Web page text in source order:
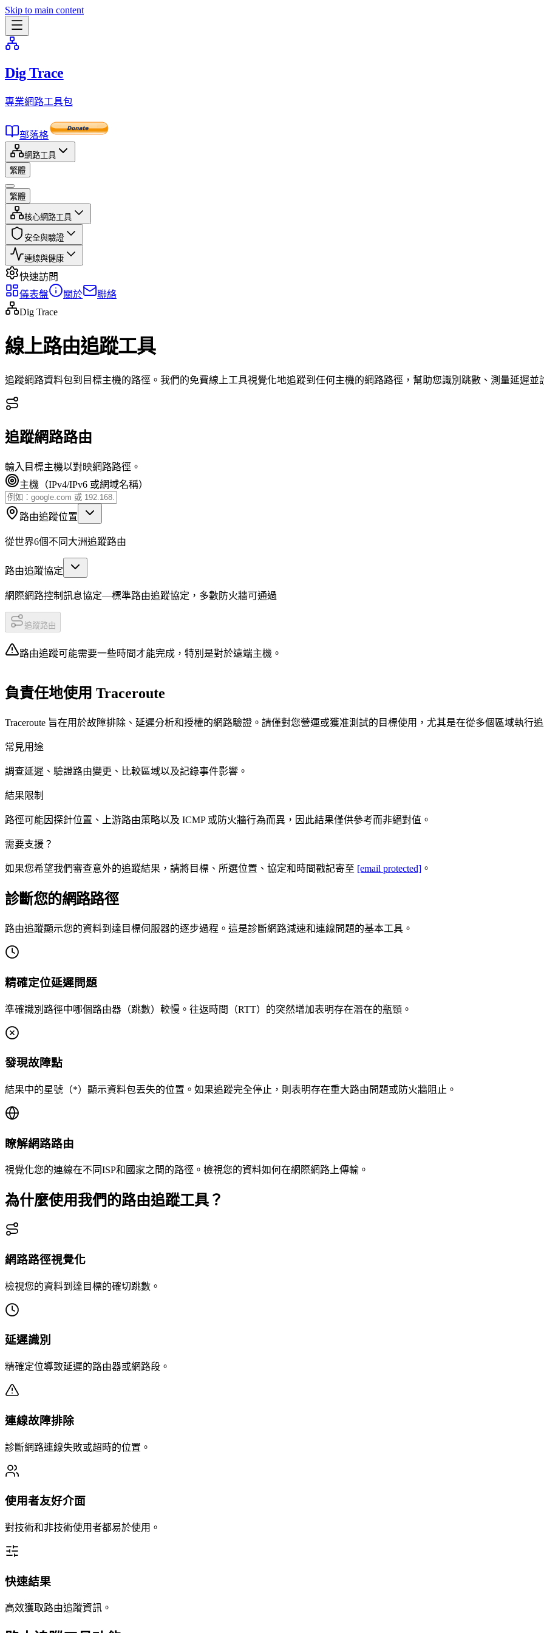
Skip to main content
Dig Trace
專業網路工具包
部落格
網路工具
繁體
繁體
核心網路工具
安全與驗證
連線與健康
快速訪問
儀表盤
關於
聯絡
Dig Trace
線上路由追蹤工具
追蹤網路資料包到目標主機的路徑。我們的免費線上工具視覺化地追蹤到任何主機的網路路徑，幫助您識別跳數、測量延遲並
追蹤網路路由
輸入目標主機以對映網路路徑。
主機（IPv4/IPv6 或網域名稱）
路由追蹤位置
從世界6個不同大洲追蹤路由
路由追蹤協定
網際網路控制訊息協定—標準路由追蹤協定，多數防火牆可通過
追蹤路由
路由追蹤可能需要一些時間才能完成，特別是對於遠端主機。
負責任地使用 Traceroute
Traceroute 旨在用於故障排除、延遲分析和授權的網路驗證。請僅對您營運或獲准測試的目標使用，尤其是在從多個區域執行
常見用途
調查延遲、驗證路由變更、比較區域以及記錄事件影響。
結果限制
路徑可能因探針位置、上游路由策略以及 ICMP 或防火牆行為而異，因此結果僅供參考而非絕對值。
需要支援？
如果您希望我們審查意外的追蹤結果，請將目標、所選位置、協定和時間戳記寄至 [email protected] 。
診斷您的網路路徑
路由追蹤顯示您的資料到達目標伺服器的逐步過程。這是診斷網路減速和連線問題的基本工具。
精確定位延遲問題
準確識別路徑中哪個路由器（跳數）較慢。往返時間（RTT）的突然增加表明存在潛在的瓶頸。
發現故障點
結果中的星號（*）顯示資料包丟失的位置。如果追蹤完全停止，則表明存在重大路由問題或防火牆阻止。
瞭解網路路由
視覺化您的連線在不同ISP和國家之間的路徑。檢視您的資料如何在網際網路上傳輸。
為什麼使用我們的路由追蹤工具？
網路路徑視覺化
檢視您的資料到達目標的確切跳數。
延遲識別
精確定位導致延遲的路由器或網路段。
連線故障排除
診斷網路連線失敗或超時的位置。
使用者友好介面
對技術和非技術使用者都易於使用。
快速結果
高效獲取路由追蹤資訊。